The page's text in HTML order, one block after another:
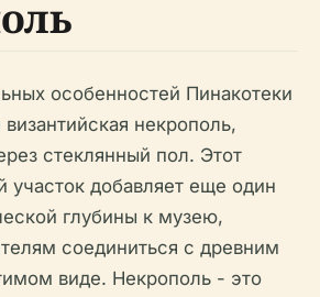
особенностей Пинакотеки
некрополь,
стеклянный пол. Этот
участок добавляет еще один
глубины к музею,
соединиться с древним
виде. Некрополь - это